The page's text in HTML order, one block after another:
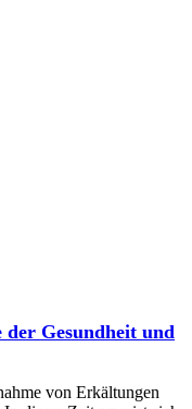
Gesundheit und
von Erkältungen